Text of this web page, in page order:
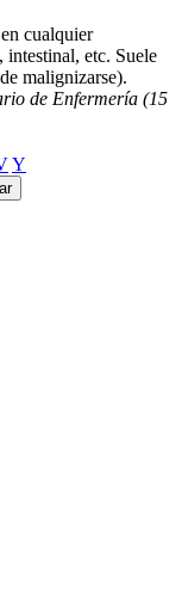
cualquier
intestinal, etc. Suele
malignizarse).
de Enfermería (15
Y